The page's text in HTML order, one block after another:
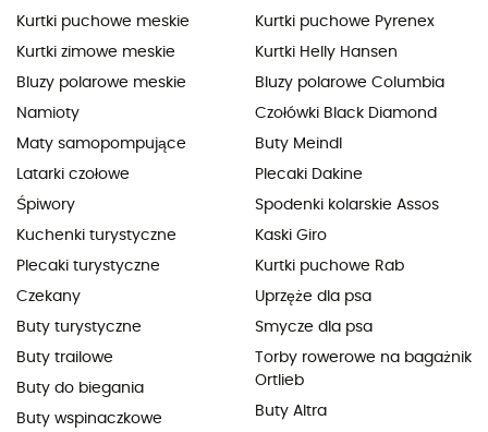
Kurtki puchowe meskie
Kurtki zimowe meskie
Bluzy polarowe meskie
Namioty
Maty samopompujące
Latarki czołowe
Śpiwory
Kuchenki turystyczne
Plecaki turystyczne
Czekany
Buty turystyczne
Buty trailowe
Buty do biegania
Buty wspinaczkowe
Kurtki puchowe Pyrenex
Kurtki Helly Hansen
Bluzy polarowe Columbia
Czołówki Black Diamond
Buty Meindl
Plecaki Dakine
Spodenki kolarskie Assos
Kaski Giro
Kurtki puchowe Rab
Uprzęże dla psa
Smycze dla psa
Torby rowerowe na bagażnik
Ortlieb
Buty Altra